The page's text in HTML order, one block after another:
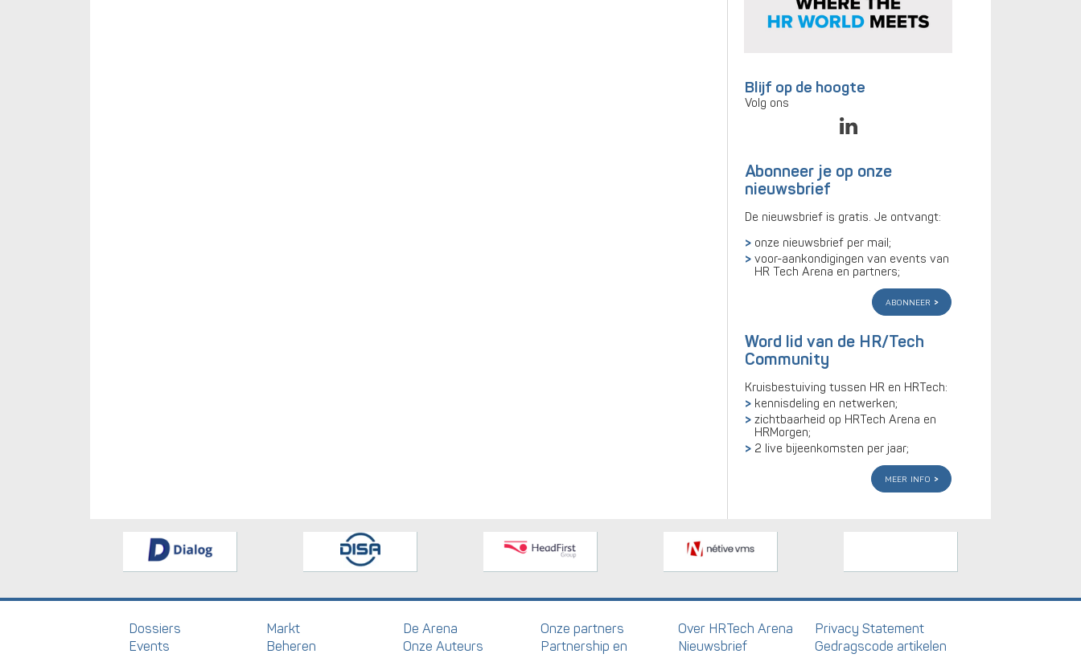
Blijf op de hoogte
Volg ons
Abonneer je op onze
nieuwsbrief
De nieuwsbrief is gratis. Je ontvangt:
onze nieuwsbrief per mail;
voor-aankondigingen van events van
HR Tech Arena en partners;
abonneer
Word lid van de HR/Tech
Community
Kruisbestuiving tussen HR en HRTech:
kennisdeling en netwerken;
zichtbaarheid op HRTech Arena en
HRMorgen;
2 live bijeenkomsten per jaar;
meer info
Dossiers
Events
Markt
Beheren
De Arena
Onze Auteurs
Onze partners
Partnership en
Over HRTech Arena
Nieuwsbrief
Privacy Statement
Gedragscode artikelen